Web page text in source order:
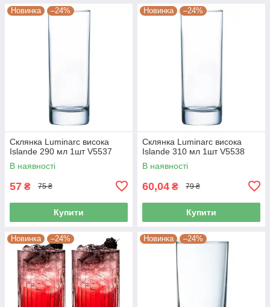
Новинка –24%
Склянка Luminarc висока
Islande 290 мл 1шт V5537
В наявності
57 ₴ 75 ₴
Купити
Новинка –24%
Склянка Luminarc висока
Islande 310 мл 1шт V5538
В наявності
60,04 ₴ 79 ₴
Купити
Новинка –24% Новинка –24%